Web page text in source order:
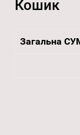
Кошик
Загальна